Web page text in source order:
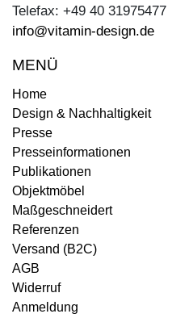
Telefax: +49 40 31975477
info@vitamin-design.de
MENÜ
Home
Design & Nachhaltigkeit
Presse
Presseinformationen
Publikationen
Objektmöbel
Maßgeschneidert
Referenzen
Versand (B2C)
AGB
Widerruf
Anmeldung